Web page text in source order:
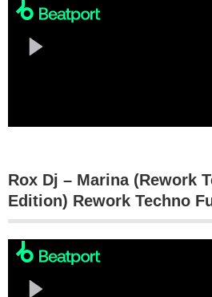
Rox Dj – Marina (Rework
Edition) Rework Techno